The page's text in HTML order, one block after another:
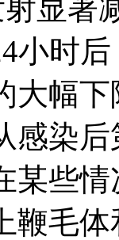
显著
小时
大幅
感染
某些
鞭毛